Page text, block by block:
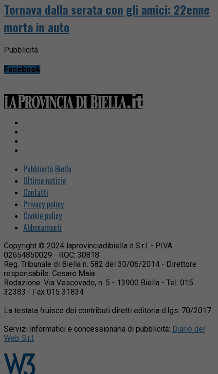
Tornava dalla serata con gli amici: 22enne
morta in auto
Pubblicità
Facebook
Pubblicità Biella
Ultime notizie
Contatti
Privacy policy
Cookie policy
Abbonamenti
Copyright © 2024 laprovinciadibiella.it S.r.l. - P.IVA:
02654850029 - ROC: 30818
Reg. Tribunale di Biella n. 582 del 30/06/2014 - Direttore
responsabile: Cesare Maia
Redazione: Via Vescovado, n. 5 - 13900 Biella - Tel. 015
32383 - Fax 015 31834
La testata fruisce dei contributi diretti editoria d.lgs. 70/2017
Servizi informatici e concessionaria di pubblicità: Diario del
Web S.r.l.